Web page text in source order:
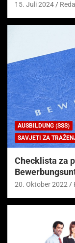
15. Juli 2024
AUSBILDUNG (SSS)
SAVJETI ZA
Checklista za
20. Oktober 2022